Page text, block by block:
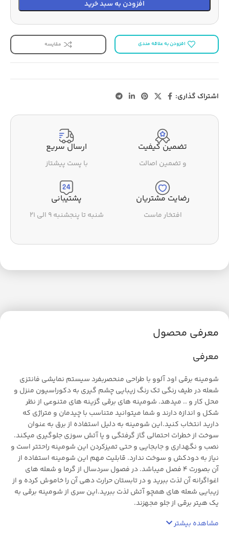
افزودن به سبد خرید
افزودن به علاقه مندی مقایسه
اشتراک گذاری:
تضمین کیفیت
و تضمین اصالت
ارسال سریع
با پست پیشتاز
رضایت مشتریان
افتخار ماست
پشتیبانی
شنبه تا پنجشنبه ۹ الی ۲۱
معرفی محصول
معرفی
شومینه برقی اود آلوو با طراحی منحصربفرد سیستم نمایشی فانتزی
شعله در طیف رنگی تک رنگ زیبایی چشم گیری به دکوراسیون منزل و
محل کار و .. میدهد. شومینه های برقی گزینه های متنوعی از نظر
شکل و اندازه دارند و شما میتوانید متناسب با چیدمان و متراژی که
دارید انتخاب کنید.این شومینه به دلیل استفاده از برق به عنوان
سوخت از خطرات احتمالی گاز گرفتگی و یا آتش سوزی جلوگیری میکند.
نصب و نگهداری و جابجایی و حتی تمیزکردن این شومینه راحتتر است و
نیاز به دودکش و سوخت ندارد. قابلیت مهم این شومینه استفاده از
آن بصورت 4 فصل میباشد. در فصول سردسال از گرما و شعله های
اغواگرانه آن لذت ببرید و در تابستان حرارت دهی آن را خاموش کرده و از
زیبایی شعله های همچو آتش لذت ببرید.این سری از شومینه برقی به
یک هیتر برقی از جلو مجهزند.
مشاهده بیشتر